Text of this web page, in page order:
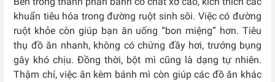
khuẩn tiêu hóa trong đường ruột sinh sôi. Việc có đường
ruột khỏe còn giúp bạn ăn uống “bon miệng” hơn. Tiêu
thụ đồ ăn nhanh, không có chứng đầy hơi, trướng bụng
gây khó chịu. Đồng thời, bột mì cũng là dạng tự nhiên.
Thậm chí, việc ăn kèm bánh mì còn giúp các đồ ăn khác